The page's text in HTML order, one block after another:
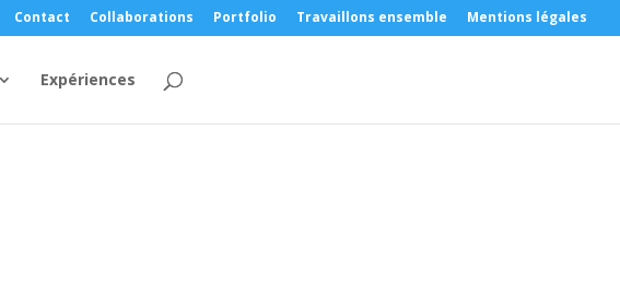
Contact Collaborations Portfolio Travaillons ensemble Mentions légales
Expériences